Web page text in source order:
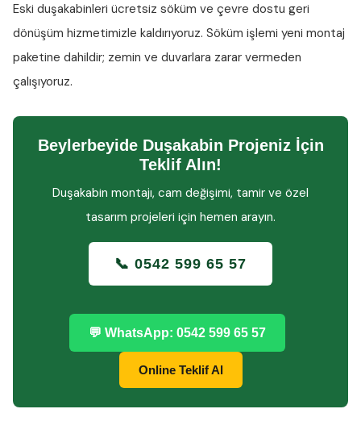
Eski duşakabinleri ücretsiz söküm ve çevre dostu geri
dönüşüm hizmetimizle kaldırıyoruz. Söküm işlemi yeni montaj
paketine dahildir; zemin ve duvarlara zarar vermeden
çalışıyoruz.
Beylerbeyide Duşakabin Projeniz İçin
Teklif Alın!
Duşakabin montajı, cam değişimi, tamir ve özel
tasarım projeleri için hemen arayın.
📞 0542 599 65 57
💬 WhatsApp: 0542 599 65 57
Online Teklif Al